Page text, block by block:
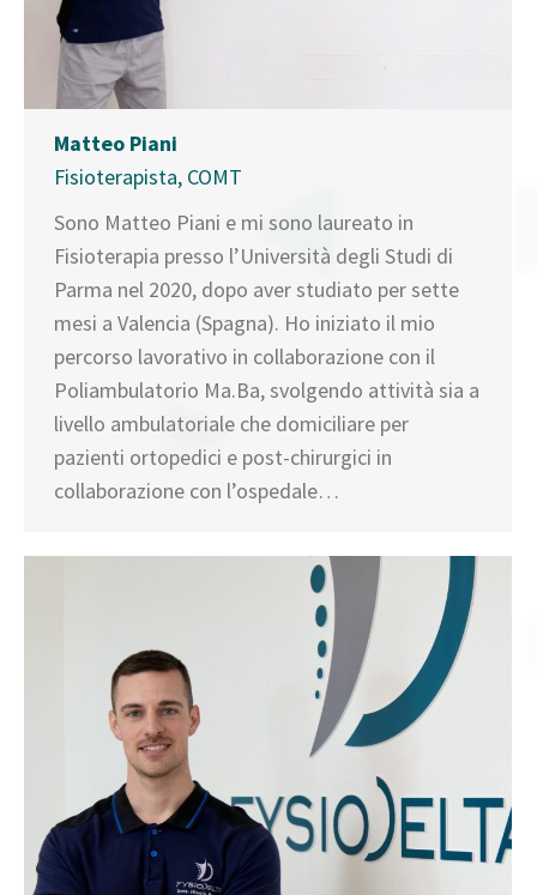
Matteo Piani
Fisioterapista, COMT
Sono Matteo Piani e mi sono laureato in
Fisioterapia presso l’Università degli Studi di
Parma nel 2020, dopo aver studiato per sette
mesi a Valencia (Spagna). Ho iniziato il mio
percorso lavorativo in collaborazione con il
Poliambulatorio Ma.Ba, svolgendo attività sia a
livello ambulatoriale che domiciliare per
pazienti ortopedici e post-chirurgici in
collaborazione con l’ospedale…